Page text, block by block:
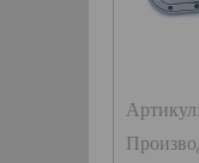
Артикул: